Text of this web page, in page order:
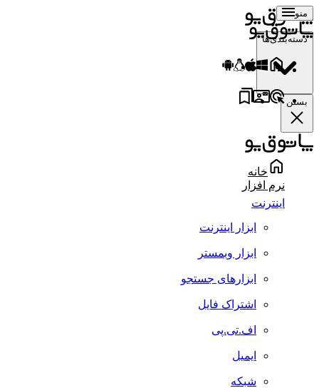
منو
دسته‌بندی‌ها
بستن
خانه
نرم افزار
اینترنت
ابزار اینترنت
ابزار وبمستر
ابزارهای جستجو
اشتراک فایل
اف.تی.پی
ایمیل
شبکه